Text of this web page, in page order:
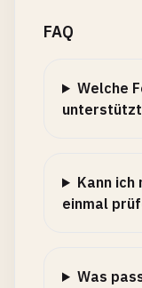
FAQ
Welche
Kann
einmal
Was